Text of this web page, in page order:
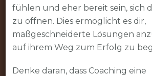
fühlen und eher bereit sein, sich
zu öffnen. Dies ermöglicht es dir,
maßgeschneiderte Lösungen
auf ihrem Weg zum Erfolg zu
Denke daran, dass Coaching eine